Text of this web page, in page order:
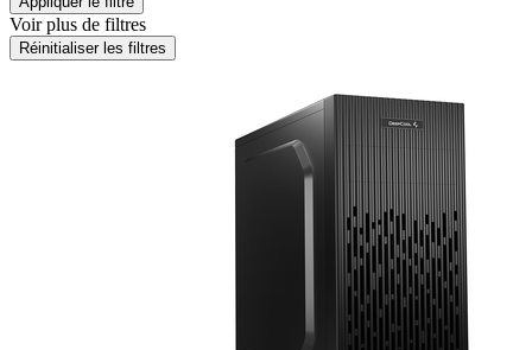
Voir plus de filtres